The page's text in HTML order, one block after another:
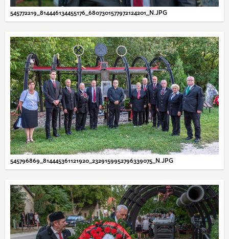
545772219_814446134455176_6807301577972124201_N.JPG
545796869_814445361121920_2329159952796339075_N.JPG